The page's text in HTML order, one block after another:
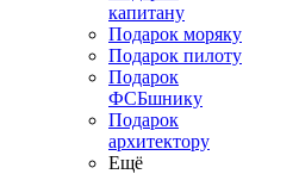
капитану
Подарок моряку
Подарок пилоту
Подарок
ФСБшнику
Подарок
архитектору
Ещё